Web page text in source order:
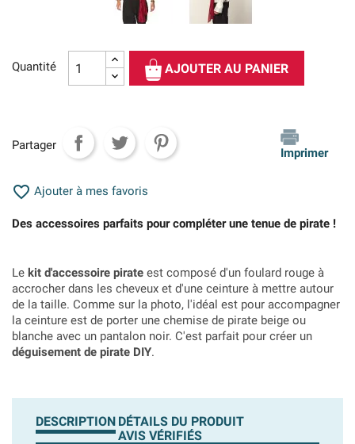
Quantité AJOUTER AU PANIER
Partager
Imprimer
 Ajouter à mes favoris
Des accessoires parfaits pour compléter une tenue de pirate !
Le kit d'accessoire pirate est composé d'un foulard rouge à
accrocher dans les cheveux et d'une ceinture à mettre autour
de la taille. Comme sur la photo, l'idéal est pour accompagner
la ceinture est de porter une chemise de pirate beige ou
blanche avec un pantalon noir. C'est parfait pour créer un
déguisement de pirate DIY.
DESCRIPTION DÉTAILS DU PRODUIT
AVIS VÉRIFIÉS